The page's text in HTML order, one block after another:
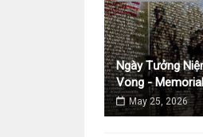
Ngày Tưởng
Vong -
May 25, 2026